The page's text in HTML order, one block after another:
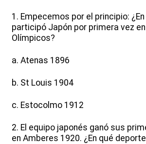
1. Empecemos por el principio:
participó Japón por primera vez
Olímpicos?
a. Atenas 1896
b. St Louis 1904
c. Estocolmo 1912
2. El equipo japonés ganó sus
en Amberes 1920. ¿En qué